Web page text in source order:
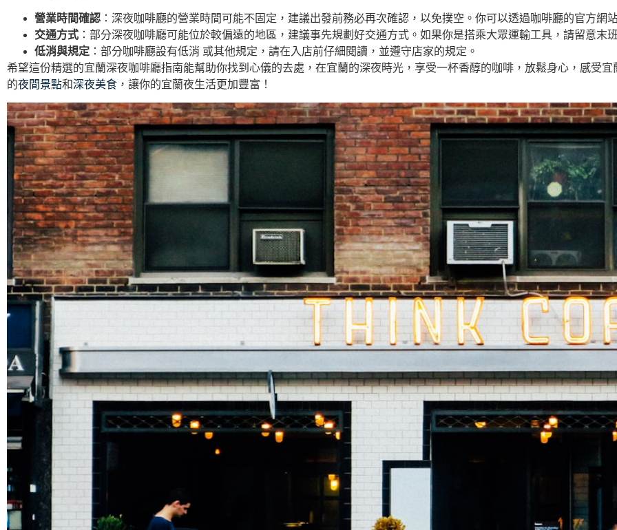
營業時間確認 ：深夜咖啡廳的營業時間可能不固定，建議出發前務必再次確認，以免撲空。你可以透過咖啡廳的官方網
交通方式 ：部分深夜咖啡廳可能位於較偏遠的地區，建議事先規劃好交通方式。如果你是搭乘大眾運輸工具，請留意末
低消與規定 ：部分咖啡廳設有低消 或其他規定，請在入店前仔細閱讀，並遵守店家的規定。
希望這份精選的宜蘭深夜咖啡廳指南能幫助你找到心儀的去處，在宜蘭的深夜時光，享受一杯香醇的咖啡，放鬆身心，感受
的夜間景點和深夜美食 ，讓你的宜蘭夜生活更加豐富！